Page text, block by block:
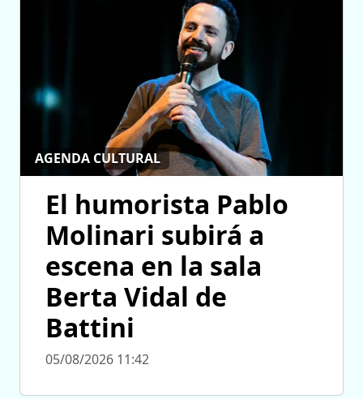
AGENDA CULTURAL
El humorista Pablo
Molinari subirá a
escena en la sala
Berta Vidal de
Battini
05/08/2026 11:42